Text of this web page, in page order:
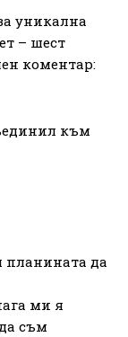
уникална
– шест
коментар:
към
да
ми я
съм